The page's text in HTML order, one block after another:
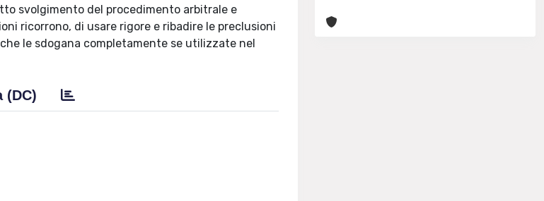
svolgimento del procedimento arbitrale e
ricorrono, di usare rigore e ribadire le preclusioni
le sdogana completamente se utilizzate nel
(DC)